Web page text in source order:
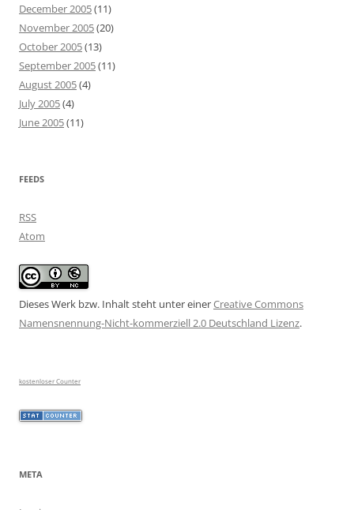
December 2005(11)
November 2005(20)
October 2005(13)
September 2005(11)
August 2005(4)
July 2005(4)
June 2005(11)
FEEDS
RSS
Atom
Dieses Werk bzw. Inhalt steht unter einerCreative Commons
Namensnennung-Nicht-kommerziell 2.0 Deutschland Lizenz.
kostenloser Counter
META